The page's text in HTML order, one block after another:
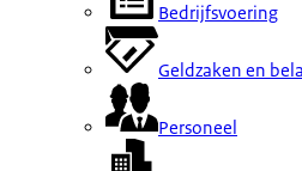
Bedrijfsvoering
Geldzaken en
Personeel